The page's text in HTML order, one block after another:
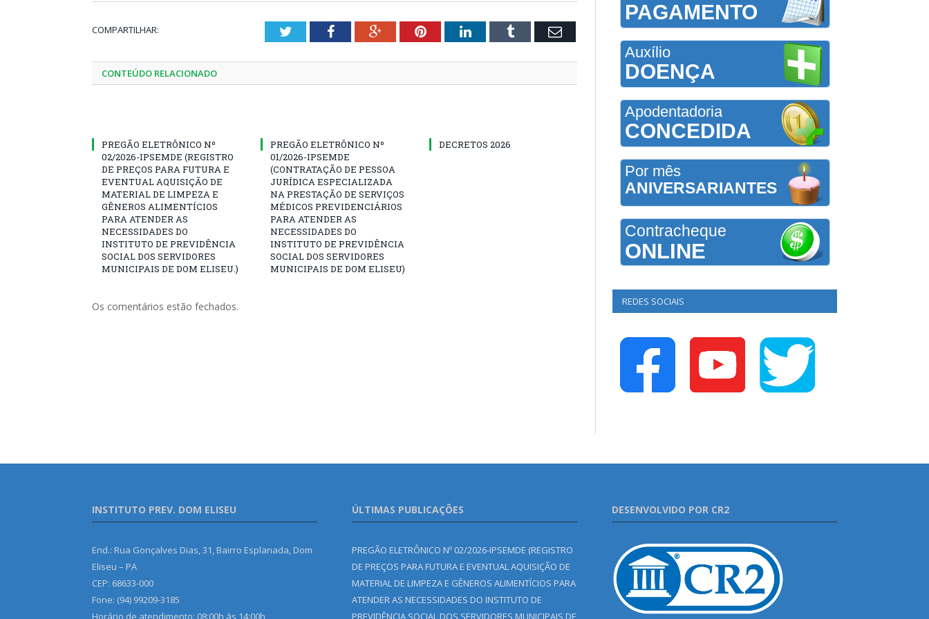
COMPARTILHAR: TwitterFacebookGoogle+PinterestLinkedInTumblr Email
CONTEÚDO RELACIONADO
PREGÃO ELETRÔNICO Nº
02/2026-IPSEMDE (REGISTRO
DE PREÇOS PARA FUTURA E
EVENTUAL AQUISIÇÃO DE
MATERIAL DE LIMPEZA E
GÊNEROS ALIMENTÍCIOS
PARA ATENDER AS
NECESSIDADES DO
INSTITUTO DE PREVIDÊNCIA
SOCIAL DOS SERVIDORES
MUNICIPAIS DE DOM ELISEU.)
PREGÃO ELETRÔNICO Nº
01/2026-IPSEMDE
(CONTRATAÇÃO DE PESSOA
JURÍDICA ESPECIALIZADA
NA PRESTAÇÃO DE SERVIÇOS
MÉDICOS PREVIDENCIÁRIOS
PARA ATENDER AS
NECESSIDADES DO
INSTITUTO DE PREVIDÊNCIA
SOCIAL DOS SERVIDORES
MUNICIPAIS DE DOM ELISEU)
DECRETOS 2026
Os comentários estão fechados.
PAGAMENTO
Auxílio
DOENÇA
Apodentadoria
CONCEDIDA
Por mês
ANIVERSARIANTES
Contracheque
ONLINE
REDES SOCIAIS
INSTITUTO PREV. DOM ELISEU
End.: Rua Gonçalves Dias, 31, Bairro Esplanada, Dom
Eliseu – PA
CEP: 68633-000
Fone: (94) 99209-3185
Horário de atendimento: 08:00h às 14:00h
ÚLTIMAS PUBLICAÇÕES
PREGÃO ELETRÔNICO Nº 02/2026-IPSEMDE (REGISTRO
DE PREÇOS PARA FUTURA E EVENTUAL AQUISIÇÃO DE
MATERIAL DE LIMPEZA E GÊNEROS ALIMENTÍCIOS PARA
ATENDER AS NECESSIDADES DO INSTITUTO DE
PREVIDÊNCIA SOCIAL DOS SERVIDORES MUNICIPAIS DE
DESENVOLVIDO POR CR2